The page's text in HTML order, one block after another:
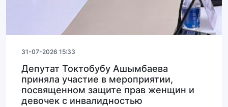
31-07-2026 15:33
Депутат Токтобубу Ашымбаева
приняла участие в мероприятии,
посвященном защите прав женщин и
девочек с инвалидностью